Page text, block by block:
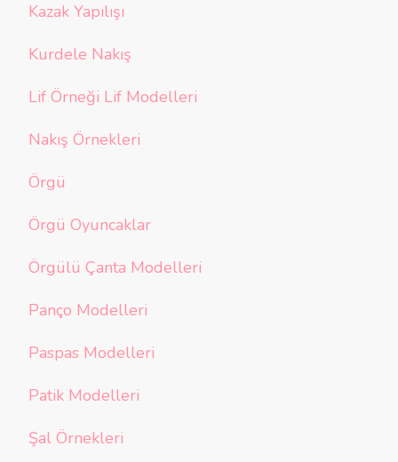
Kazak Yapılışı
Kurdele Nakış
Lif Örneği Lif Modelleri
Nakış Örnekleri
Örgü
Örgü Oyuncaklar
Örgülü Çanta Modelleri
Panço Modelleri
Paspas Modelleri
Patik Modelleri
Şal Örnekleri